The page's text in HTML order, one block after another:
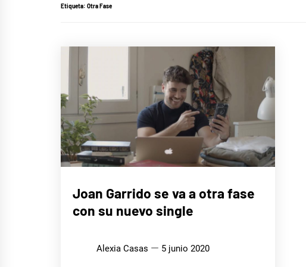
Etiqueta: Otra Fase
Joan Garrido se va a otra fase
con su nuevo single
Alexia Casas 5 junio 2020